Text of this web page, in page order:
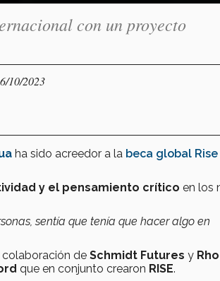
con un proyecto
10/2023
ha sido acreedor a la beca global
y el pensamiento crítico en los
sentía que tenía que hacer algo en
colaboración de Schmidt Futures y
que en conjunto crearon RISE.